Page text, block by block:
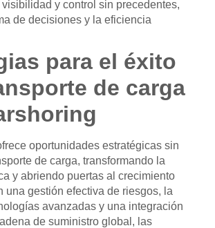
y control sin precedentes,
de decisiones y la eficiencia
para el éxito
de carga
oportunidades estratégicas sin
de carga, transformando la
y abriendo puertas al crecimiento
una gestión efectiva de riesgos, la
avanzadas y una integración
de suministro global, las